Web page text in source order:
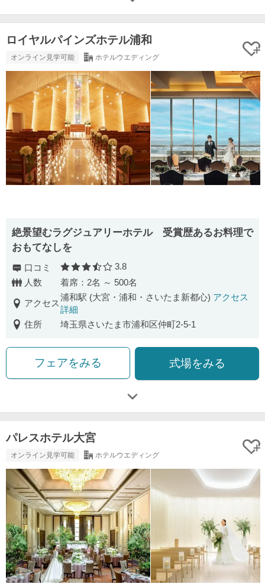
ロイヤルパインズホテル浦和
オンライン見学可能 ホテルウエディング
絶景望むラグジュアリーホテル 受賞歴あるお料理で
おもてなしを
口コミ 口コミ評価
3.8
人数
着席：2名 ～ 500名
アクセス
浦和駅 (大宮・浦和・さいたま新都心) アクセス
詳細
住所
埼玉県さいたま市浦和区仲町2-5-1
フェアをみる 式場をみる
パレスホテル大宮
オンライン見学可能 ホテルウエディング